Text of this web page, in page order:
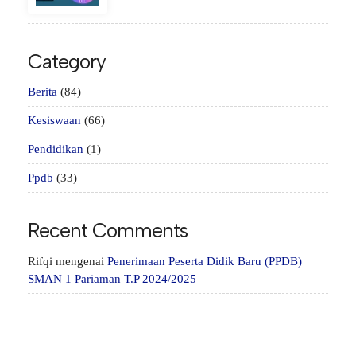
Category
Berita (84)
Kesiswaan (66)
Pendidikan (1)
Ppdb (33)
Recent Comments
Rifqi mengenai Penerimaan Peserta Didik Baru (PPDB)
SMAN 1 Pariaman T.P 2024/2025